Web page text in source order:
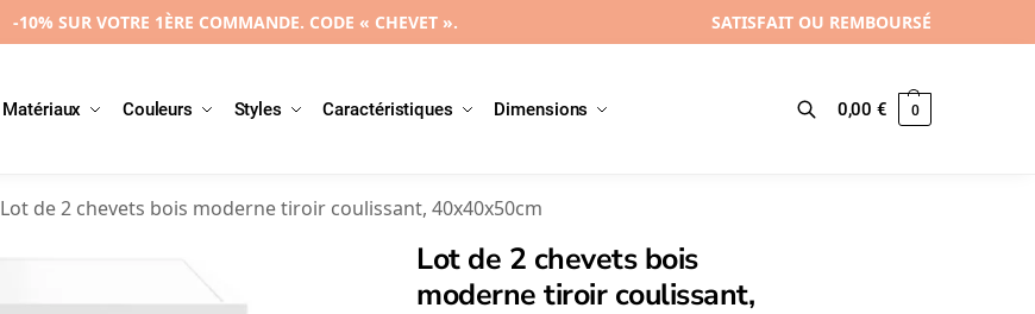
-10% SUR VOTRE 1ÈRE COMMANDE. CODE « CHEVET ». SATISFAIT OU REMBOURSÉ
Matériaux Couleurs Styles Caractéristiques Dimensions
Recherche 0,00€ 0
Lot de 2 chevets bois moderne tiroir coulissant, 40x40x50cm
Lot de 2 chevets bois
moderne tiroir coulissant,